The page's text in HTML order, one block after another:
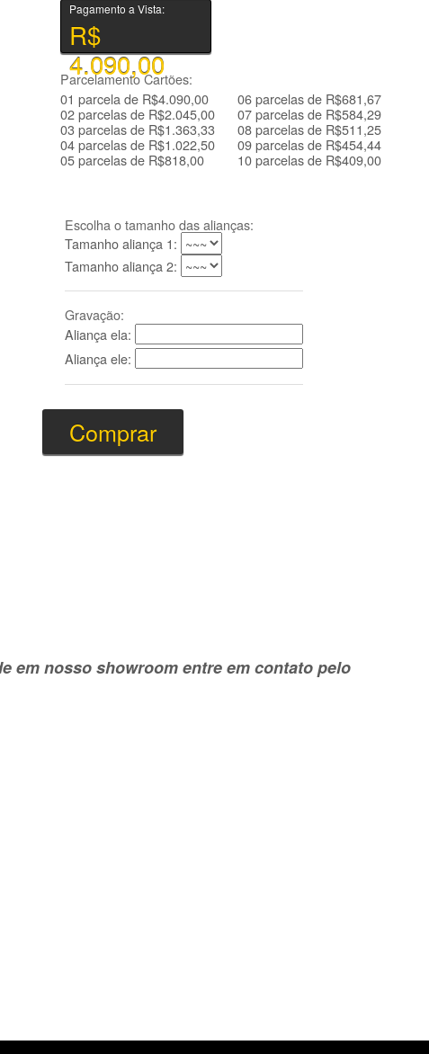
Pagamento a Vista:
R$
4.090,00
Parcelamento Cartões:
01 parcela de R$4.090,00
02 parcelas de R$2.045,00
03 parcelas de R$1.363,33
04 parcelas de R$1.022,50
05 parcelas de R$818,00
06 parcelas de R$681,67
07 parcelas de R$584,29
08 parcelas de R$511,25
09 parcelas de R$454,44
10 parcelas de R$409,00
Escolha o tamanho das alianças:
Tamanho aliança 1:
Tamanho aliança 2:
Gravação:
Aliança ela:
Aliança ele:
em nosso showroom entre em contato pelo